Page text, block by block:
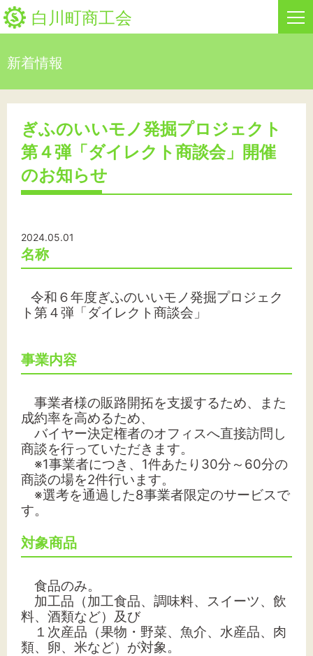
白川町商工会
事業者・創業者の方へ
お問い合わせ
標準 拡大
背景色
黒 白 黄
新着情報
ぎふのいいモノ発掘プロジェクト
第４弾「ダイレクト商談会」開催
のお知らせ
2024.05.01
名称
令和６年度ぎふのいいモノ発掘プロジェク
ト第４弾「ダイレクト商談会」
事業内容
事業者様の販路開拓を支援するため、また
成約率を高めるため、
バイヤー決定権者のオフィスへ直接訪問し
商談を行っていただきます。
※1事業者につき、1件あたり30分～60分の
商談の場を2件行います。
※選考を通過した8事業者限定のサービスで
す。
対象商品
食品のみ。
加工品（加工食品、調味料、スイーツ、飲
料、酒類など） 及び
１次産品（果物・野菜、魚介、水産品、肉
類、卵、米など）が対象。